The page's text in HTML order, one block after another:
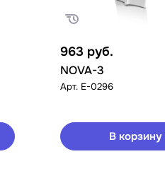
963 руб.
NOVA-3
Арт. E-0296
В корзину